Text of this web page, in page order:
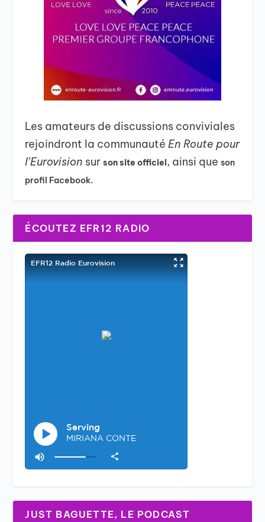
Les amateurs de discussions conviviales
rejoindront la communautéEn Route pour
l’Eurovision surson site officiel, ainsi queson
profil Facebook.
ÉCOUTEZ EFR12 RADIO
JUST BAGUETTE, LE PODCAST